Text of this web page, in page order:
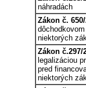
náhradách
Zákon č.
niektorých
Zákon č.297/
legalizáciou
pred
niektorých